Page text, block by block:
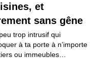
et
sans gêne
trop intrusif qui
à ta porte à n’importe
ou immeubles